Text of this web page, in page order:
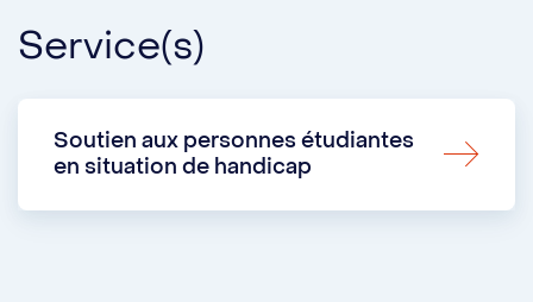
Service(s)
Soutien aux personnes étudiantes
en situation de handicap